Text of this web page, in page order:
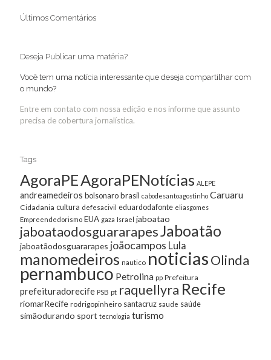
Últimos Comentários
Deseja Publicar uma matéria?
Você tem uma notícia interessante que deseja compartilhar com
o mundo?
Entre em contato com nossa edição e nos informe que assunto
precisa de cobertura jornalística.
Tags
AgoraPEAgoraPENotícias ALEPE
andreamedeiros bolsonarobrasil cabodesantoagostinho Caruaru
Cidadania cultura defesacivil eduardodafonte eliasgomes
Empreendedorismo EUA gaza Israel jaboatao
jaboataodosguararapesJaboatão
jaboatãodosguararapes joãocampos Lula
manomedeiros nautico noticiasOlinda
pernambuco Petrolina pp Prefeitura
prefeituradorecife PSB pt raquellyra Recife
riomarRecife rodrigopinheiro santacruz saude saúde
simãodurando sport tecnologia turismo